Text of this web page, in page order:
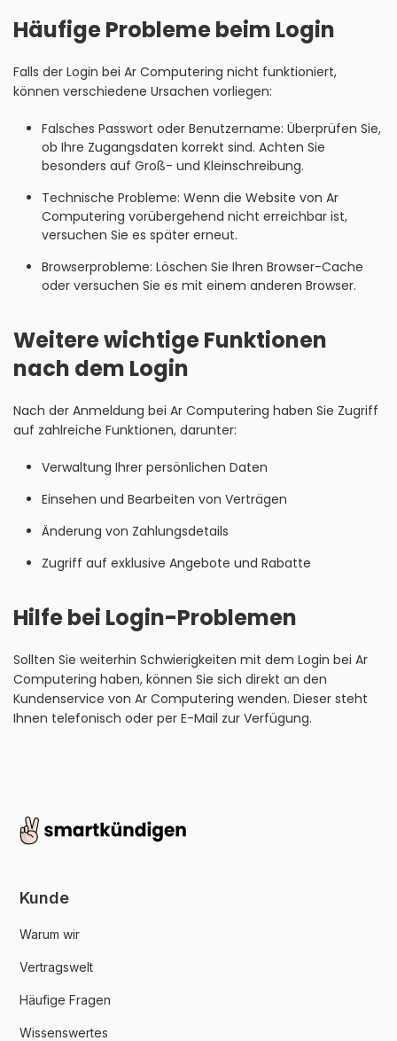
Häufige Probleme beim Login
Falls der Login bei Ar Computering nicht funktioniert,
können verschiedene Ursachen vorliegen:
Falsches Passwort oder Benutzername: Überprüfen Sie,
ob Ihre Zugangsdaten korrekt sind. Achten Sie
besonders auf Groß- und Kleinschreibung.
Technische Probleme: Wenn die Website von Ar
Computering vorübergehend nicht erreichbar ist,
versuchen Sie es später erneut.
Browserprobleme: Löschen Sie Ihren Browser-Cache
oder versuchen Sie es mit einem anderen Browser.
Weitere wichtige Funktionen
nach dem Login
Nach der Anmeldung bei Ar Computering haben Sie Zugriff
auf zahlreiche Funktionen, darunter:
Verwaltung Ihrer persönlichen Daten
Einsehen und Bearbeiten von Verträgen
Änderung von Zahlungsdetails
Zugriff auf exklusive Angebote und Rabatte
Hilfe bei Login-Problemen
Sollten Sie weiterhin Schwierigkeiten mit dem Login bei Ar
Computering haben, können Sie sich direkt an den
Kundenservice von Ar Computering wenden. Dieser steht
Ihnen telefonisch oder per E-Mail zur Verfügung.
Kunde
Warum wir
Vertragswelt
Häufige Fragen
Wissenswertes